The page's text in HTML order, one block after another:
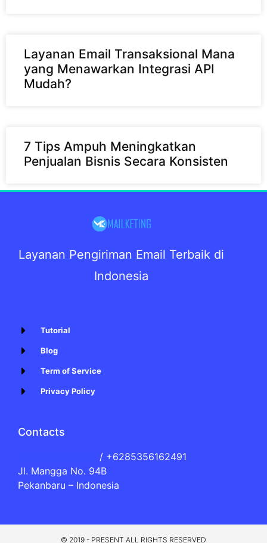
Layanan Email Transaksional Mana
yang Menawarkan Integrasi API
Mudah?
7 Tips Ampuh Meningkatkan
Penjualan Bisnis Secara Konsisten
Layanan Pengiriman Email Terbaik di
Indonesia
Tutorial
Blog
Term of Service
Privacy Policy
Contacts
/ +6285356162491
Jl. Mangga No. 94B
Pekanbaru – Indonesia
© 2019 - PRESENT ALL RIGHTS RESERVED​